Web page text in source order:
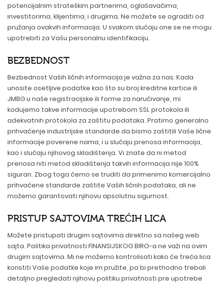
potencijalnim strateškim partnerima, oglašavačima,
investitorima, klijentima, i drugima. Ne možete se ograditi od
pružanja ovakvih informacija. U svakom slučaju one se ne mogu
upotrebiti za Vašu personalnu identifikaciju.
BEZBEDNOST
Bezbednost Vaših ličnih informacija je važna za nas. Kada
unosite osetljive podatke kao što su broj kreditne kartice ili
JMBG u naše registracijske ili forme za naručivanje, mi
kodujemo takve informacije upotrebom SSL protokola ili
adekvatnih protokola za zaštitu podataka. Pratimo generalno
prihvaćenje industrijske standarde da bismo zaštitili Vaše lične
informacije poverene nama, i u slučaju prenosa informacija,
kao i slučaju njihovog skladištenja. Vi znate da ni metod
prenosa niti metod skladištenja takvih informacija nije 100%
siguran. Zbog toga ćemo se truditi da primenimo komercijalno
prihvaćene standarde zaštite Vaših ličnih podataka, ali ne
možemo garantovati njihovu apsolutnu sigurnost.
PRISTUP SAJTOVIMA TREĆIH LICA
Možete pristupati drugim sajtovima direktno sa našeg web
sajta. Politika privatnosti FINANSIJSKOG BIRO-a ne važi na ovim
drugim sajtovima. Mi ne možemo kontrolisati kako će treća lica
koristiti Vaše podatke koje im pružite, pa bi prethodno trebali
detaljno pregledati njihovu politiku privatnosti pre upotrebe